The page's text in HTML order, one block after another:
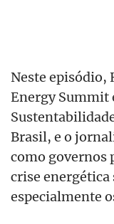
Neste episódio,
Energy Summit
Brasil, e o
como governos
crise
especialmente